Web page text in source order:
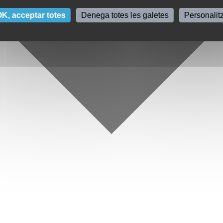
acceptar totes Denega totes les galetes